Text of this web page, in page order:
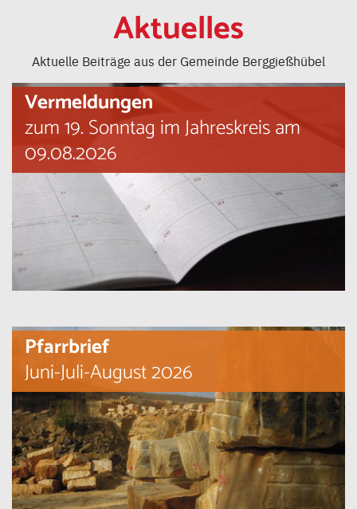
Aktuelles
Aktuelle Beiträge aus der Gemeinde Berggießhübel
Vermeldungen
zum 19. Sonntag im Jahreskreis am
09.08.2026
Pfarrbrief
Juni-Juli-August 2026